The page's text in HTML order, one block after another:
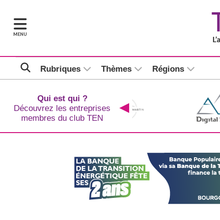
MENU
Rubriques Thèmes Régions
Qui est qui ?
Découvrez les entreprises
membres du club TEN